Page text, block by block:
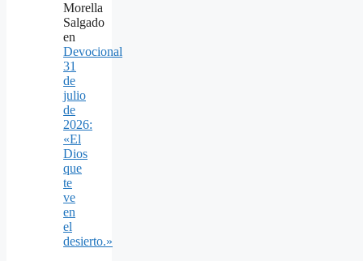
Morella
Salgado
en
Devocional
31
de
julio
de
2026:
«El
Dios
que
te
ve
en
el
desierto.»